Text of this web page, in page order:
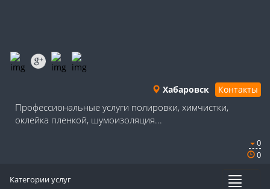
Хабаровск Контакты
Профессиональные услуги полировки, химчистки,
оклейка пленкой, шумоизоляция...
0
0
Категории услуг